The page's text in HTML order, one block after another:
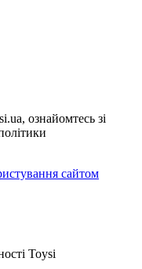
ознайомтесь зі
сайтом
Toysi